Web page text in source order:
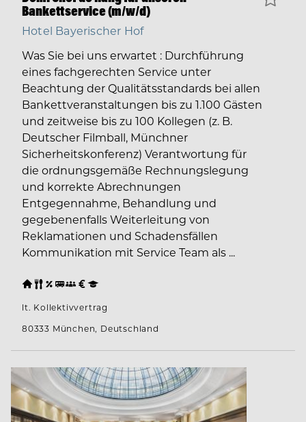
Bankettservice (m/w/d)
Hotel Bayerischer Hof
Was Sie bei uns erwartet : Durchführung
eines fachgerechten Service unter
Beachtung der Qualitätsstandards bei allen
Bankettveranstaltungen bis zu 1.100 Gästen
und zeitweise bis zu 100 Kollegen (z. B.
Deutscher Filmball, Münchner
Sicherheitskonferenz) Verantwortung für
die ordnungsgemäße Rechnungslegung
und korrekte Abrechnungen
Entgegennahme, Behandlung und
gegebenenfalls Weiterleitung von
Reklamationen und Schadensfällen
Kommunikation mit Service Team als ...
lt. Kollektivvertrag
80333 München, Deutschland